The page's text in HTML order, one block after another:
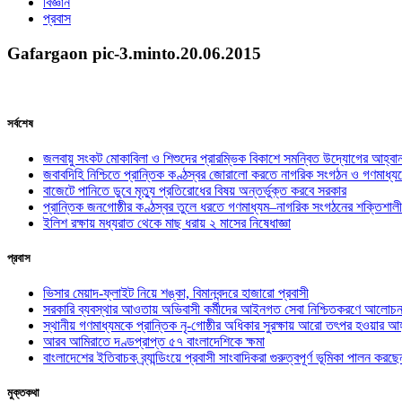
প্রবাস
Gafargaon pic-3.minto.20.06.2015
সর্বশেষ
জলবায়ু সংকট মোকাবিলা ও শিশুদের প্রারম্ভিক বিকাশে সমন্বিত উদ্যোগের
জবাবদিহি নিশ্চিতে প্রান্তিক কণ্ঠস্বর জোরালো করতে নাগরিক সংগঠন ও
বাজেটে পানিতে ডুবে মৃত্যু প্রতিরোধের বিষয় অন্তর্ভুক্ত করবে সরকার
প্রান্তিক জনগোষ্ঠীর কণ্ঠস্বর তুলে ধরতে গণমাধ্যম–নাগরিক সংগঠনের
ইলিশ রক্ষায় মধ্যরাত থেকে মাছ ধরায় ২ মাসের নিষেধাজ্ঞা
প্রবাস
ভিসার মেয়াদ-ফ্লাইট নিয়ে শঙ্কা, বিমানবন্দরে হাজারো প্রবাসী
সরকারি ব্যবস্থার আওতায় অভিবাসী কর্মীদের আইনগত সেবা নিশ্চিতকরণে
স্থানীয় গণমাধ্যমকে প্রান্তিক নৃ-গোষ্ঠীর অধিকার সুরক্ষায় আরো তৎপর হওয়ার
আরব আমিরাতে দণ্ডপ্রাপ্ত ৫৭ বাংলাদেশিকে ক্ষমা
বাংলাদেশের ইতিবাচক ব্র্যান্ডিংয়ে প্রবাসী সাংবাদিকরা গুরুত্বপূর্ণ ভূমিকা পালন
মুক্তকথা